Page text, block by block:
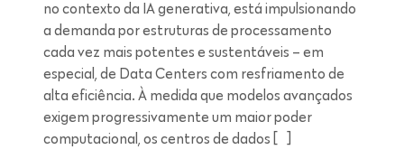
no contexto da IA generativa, está impulsionando
a demanda por estruturas de processamento
cada vez mais potentes e sustentáveis – em
especial, de Data Centers com resfriamento de
alta eficiência. À medida que modelos avançados
exigem progressivamente um maior poder
computacional, os centros de dados […]